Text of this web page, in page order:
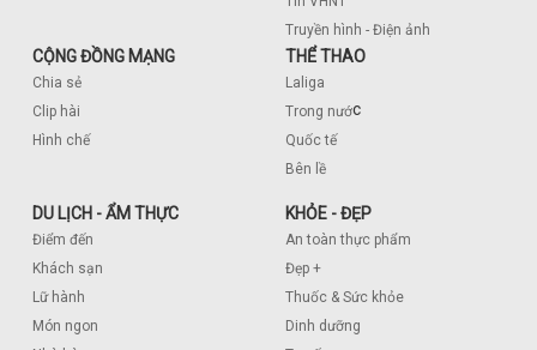
Truyền hình - Điện ảnh
CỘNG ĐỒNG MẠNG
Chia sẻ
Clip hài
Hình chế
THỂ THAO
Laliga
Trong nước
Quốc tế
Bên lề
DU LỊCH - ẨM THỰC
Điểm đến
Khách sạn
Lữ hành
Món ngon
KHỎE - ĐẸP
An toàn thực phẩm
Đẹp +
Thuốc & Sức khỏe
Dinh dưỡng